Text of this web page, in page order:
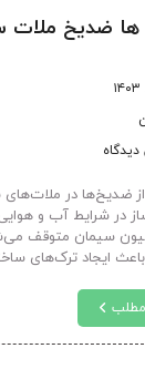
ها ضدیخ ملات
ضدیخ‌ها در ملات‌های
در شرایط آب و
سیمان متوقف
باعث ایجاد ترک‌های
مطلب